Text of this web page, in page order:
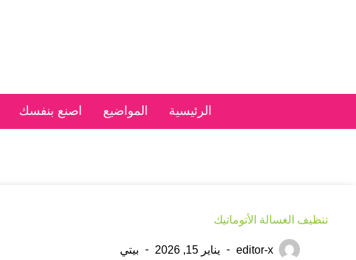
الرئيسية المواضيع اصنع بنفسك
تنظيف الغسالة الأتوماتيك
editor-x يناير 15, 2026 بيتي